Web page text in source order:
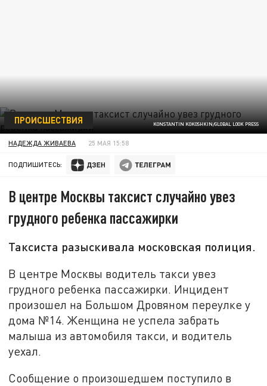
KONSTANTIN KOKOSHKIN/GLOBAL LOOK PRESS
ПРОИСШЕСТВИЯ
НАДЕЖДА ЖИВАЕВА 25 МАЯ 15:58
ПОДПИШИТЕСЬ:
В центре Москвы таксист случайно увез
грудного ребенка пассажирки
Таксиста разыскивала московская полиция.
В центре Москвы водитель такси увез
грудного ребенка пассажирки. Инцидент
произошел на Большом Дровяном переулке у
дома №14. Женщина не успела забрать
малыша из автомобиля такси, и водитель
уехал.
Сообщение о произошедшем поступило в